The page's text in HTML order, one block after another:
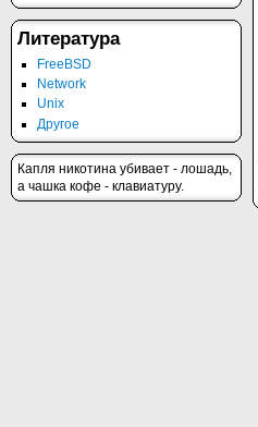
Литература
FreeBSD
Network
Unix
Другое
Капля никотина убивает - лошадь,
а чашка кофе - клавиатуру.